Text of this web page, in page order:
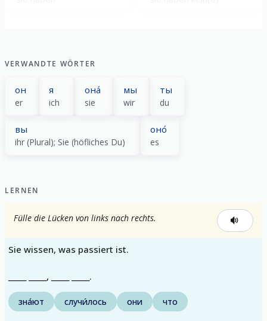
VERWANDTE WÖRTER
он
er
я
ich
она́
sie
мы
wir
ты
du
вы
ihr (Plural); Sie (höfliches Du)
оно́
es
LERNEN
Fülle die Lücken von links nach rechts.
Sie wissen, was passiert ist.
_____ _____, _____ _____.
зна́ют случи́лось они что